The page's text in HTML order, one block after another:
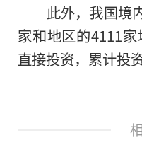
此外，我国境
家和地区的4111
直接投资，累计投